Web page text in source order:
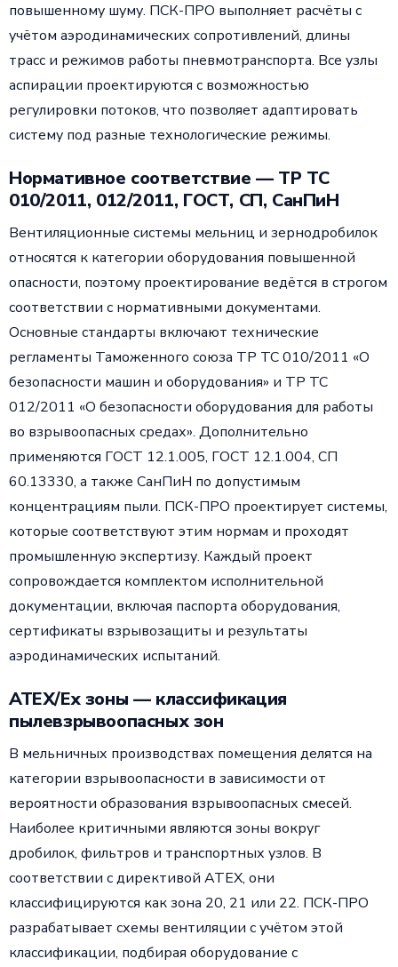
повышенному шуму. ПСК-ПРО выполняет расчёты с
учётом аэродинамических сопротивлений, длины
трасс и режимов работы пневмотранспорта. Все узлы
аспирации проектируются с возможностью
регулировки потоков, что позволяет адаптировать
систему под разные технологические режимы.
Нормативное соответствие — ТР ТС
010/2011, 012/2011, ГОСТ, СП, СанПиН
Вентиляционные системы мельниц и зернодробилок
относятся к категории оборудования повышенной
опасности, поэтому проектирование ведётся в строгом
соответствии с нормативными документами.
Основные стандарты включают технические
регламенты Таможенного союза ТР ТС 010/2011 «О
безопасности машин и оборудования» и ТР ТС
012/2011 «О безопасности оборудования для работы
во взрывоопасных средах». Дополнительно
применяются ГОСТ 12.1.005, ГОСТ 12.1.004, СП
60.13330, а также СанПиН по допустимым
концентрациям пыли. ПСК-ПРО проектирует системы,
которые соответствуют этим нормам и проходят
промышленную экспертизу. Каждый проект
сопровождается комплектом исполнительной
документации, включая паспорта оборудования,
сертификаты взрывозащиты и результаты
аэродинамических испытаний.
ATEX/Ex зоны — классификация
пылевзрывоопасных зон
В мельничных производствах помещения делятся на
категории взрывоопасности в зависимости от
вероятности образования взрывоопасных смесей.
Наиболее критичными являются зоны вокруг
дробилок, фильтров и транспортных узлов. В
соответствии с директивой ATEX, они
классифицируются как зона 20, 21 или 22. ПСК-ПРО
разрабатывает схемы вентиляции с учётом этой
классификации, подбирая оборудование с